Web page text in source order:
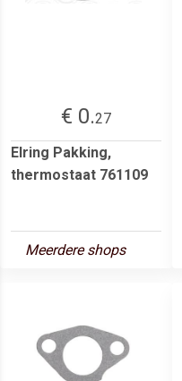
€ 0.27
Elring Pakking,
thermostaat 761109
Meerdere shops